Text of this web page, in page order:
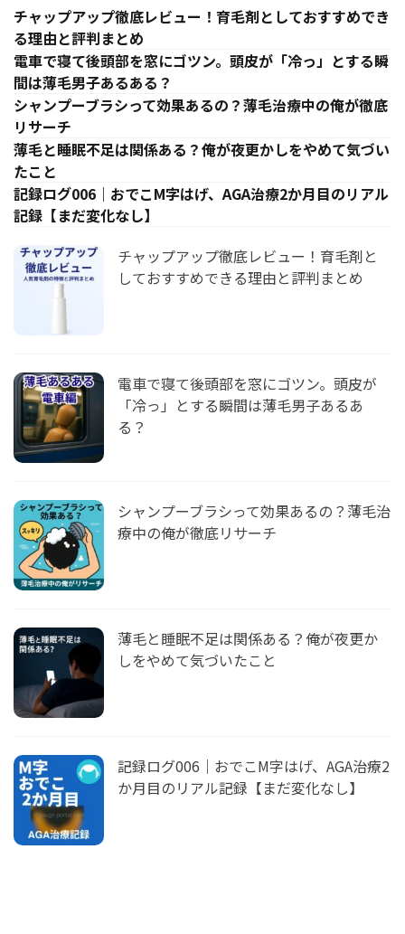
チャップアップ徹底レビュー！育毛剤としておすすめでき
る理由と評判まとめ
電車で寝て後頭部を窓にゴツン。頭皮が「冷っ」とする瞬
間は薄毛男子あるある？
シャンプーブラシって効果あるの？薄毛治療中の俺が徹底
リサーチ
薄毛と睡眠不足は関係ある？俺が夜更かしをやめて気づい
たこと
記録ログ006｜おでこM字はげ、AGA治療2か月目のリアル
記録【まだ変化なし】
チャップアップ徹底レビュー！育毛剤と
しておすすめできる理由と評判まとめ
電車で寝て後頭部を窓にゴツン。頭皮が
「冷っ」とする瞬間は薄毛男子あるあ
る？
シャンプーブラシって効果あるの？薄毛治
療中の俺が徹底リサーチ
薄毛と睡眠不足は関係ある？俺が夜更か
しをやめて気づいたこと
記録ログ006｜おでこM字はげ、AGA治療2
か月目のリアル記録【まだ変化なし】